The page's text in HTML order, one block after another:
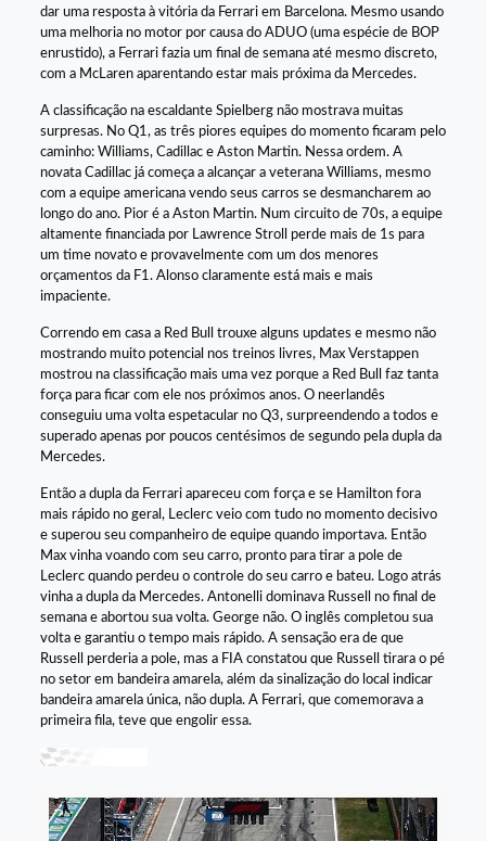
dar uma resposta à vitória da Ferrari em Barcelona. Mesmo usando
uma melhoria no motor por causa do ADUO (uma espécie de BOP
enrustido), a Ferrari fazia um final de semana até mesmo discreto,
com a McLaren aparentando estar mais próxima da Mercedes.
A classificação na escaldante Spielberg não mostrava muitas
surpresas. No Q1, as três piores equipes do momento ficaram pelo
caminho: Williams, Cadillac e Aston Martin. Nessa ordem. A
novata Cadillac já começa a alcançar a veterana Williams, mesmo
com a equipe americana vendo seus carros se desmancharem ao
longo do ano. Pior é a Aston Martin. Num circuito de 70s, a equipe
altamente financiada por Lawrence Stroll perde mais de 1s para
um time novato e provavelmente com um dos menores
orçamentos da F1. Alonso claramente está mais e mais
impaciente.
Correndo em casa a Red Bull trouxe alguns updates e mesmo não
mostrando muito potencial nos treinos livres, Max Verstappen
mostrou na classificação mais uma vez porque a Red Bull faz tanta
força para ficar com ele nos próximos anos. O neerlandês
conseguiu uma volta espetacular no Q3, surpreendendo a todos e
superado apenas por poucos centésimos de segundo pela dupla da
Mercedes.
Então a dupla da Ferrari apareceu com força e se Hamilton fora
mais rápido no geral, Leclerc veio com tudo no momento decisivo
e superou seu companheiro de equipe quando importava. Então
Max vinha voando com seu carro, pronto para tirar a pole de
Leclerc quando perdeu o controle do seu carro e bateu. Logo atrás
vinha a dupla da Mercedes. Antonelli dominava Russell no final de
semana e abortou sua volta. George não. O inglês completou sua
volta e garantiu o tempo mais rápido. A sensação era de que
Russell perderia a pole, mas a FIA constatou que Russell tirara o pé
no setor em bandeira amarela, além da sinalização do local indicar
bandeira amarela única, não dupla. A Ferrari, que comemorava a
primeira fila, teve que engolir essa.